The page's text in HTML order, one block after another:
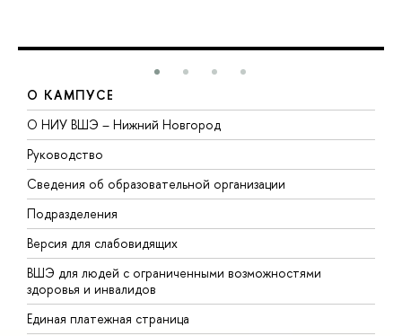
О КАМПУСЕ
О НИУ ВШЭ – Нижний Новгород
Руководство
Сведения об образовательной организации
Подразделения
Версия для слабовидящих
ВШЭ для людей с ограниченными возможностями
здоровья и инвалидов
Единая платежная страница